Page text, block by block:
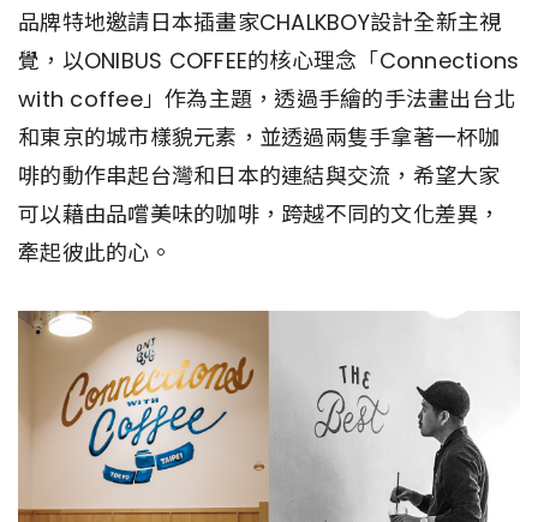
品牌特地邀請日本插畫家CHALKBOY設計全新主視
覺，以ONIBUS COFFEE的核心理念「Connections
with coffee」作為主題，透過手繪的手法畫出台北
和東京的城市樣貌元素，並透過兩隻手拿著一杯咖
啡的動作串起台灣和日本的連結與交流，希望大家
可以藉由品嚐美味的咖啡，跨越不同的文化差異，
牽起彼此的心。